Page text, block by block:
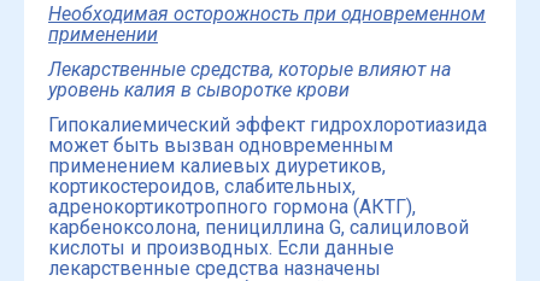
Необходимая осторожность при одновременном
применении
Лекарственные средства, которые влияют на
уровень калия в сыворотке крови
Гипокалиемический эффект гидрохлоротиазида
может быть вызван одновременным
применением калиевых диуретиков,
кортикостероидов, слабительных,
адренокортикотропного гормона (АКТГ),
карбеноксолона, пенициллина G, салициловой
кислоты и производных. Если данные
лекарственные средства назначены